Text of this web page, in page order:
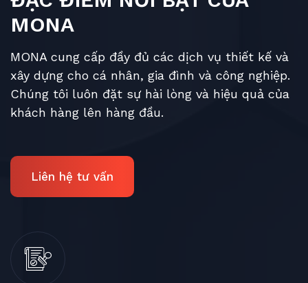
MONA
MONA cung cấp đầy đủ các dịch vụ thiết kế và
xây dựng cho cá nhân, gia đình và công nghiệp.
Chúng tôi luôn đặt sự hài lòng và hiệu quả của
khách hàng lên hàng đầu.
Liên hệ tư vấn